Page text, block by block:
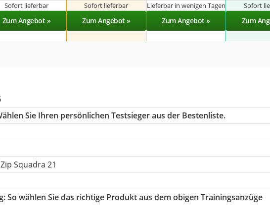
Sofort lieferbar Sofort lieferbar Lieferbar in wenigen Tagen Sofort
Zum Angebot » Zum Angebot » Zum Angebot » Zum
Sie Ihren persönlichen Testsieger aus der Bestenliste.
Squadra 21
: So wählen Sie das richtige Produkt aus dem obigen Trainingsanzüge